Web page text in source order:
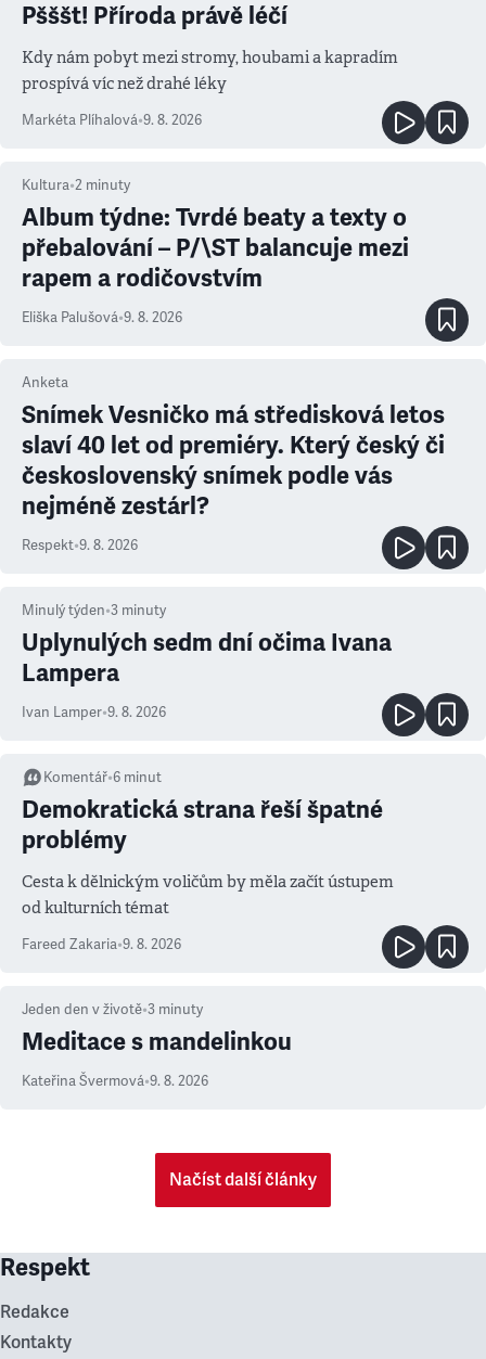
Pšššt! Příroda právě léčí
Kdy nám pobyt mezi stromy, houbami a kapradím
prospívá víc než drahé léky
Markéta Plíhalová•9. 8. 2026
Kultura•2 minuty
Album týdne: Tvrdé beaty a texty o
přebalování – P/\ST balancuje mezi
rapem a rodičovstvím
Eliška Palušová•9. 8. 2026
Anketa
Snímek Vesničko má středisková letos
slaví 40 let od premiéry. Který český či
československý snímek podle vás
nejméně zestárl?
Respekt•9. 8. 2026
Minulý týden•3 minuty
Uplynulých sedm dní očima Ivana
Lampera
Ivan Lamper•9. 8. 2026
Komentář•6 minut
Demokratická strana řeší špatné
problémy
Cesta k dělnickým voličům by měla začít ústupem
od kulturních témat
Fareed Zakaria•9. 8. 2026
Jeden den v životě•3 minuty
Meditace s mandelinkou
Kateřina Švermová•9. 8. 2026
Načíst další články
Respekt
Redakce
Kontakty